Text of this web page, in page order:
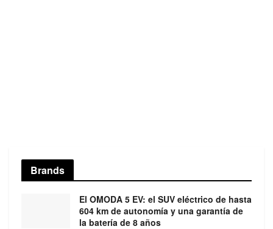
Brands
El OMODA 5 EV: el SUV eléctrico de hasta
604 km de autonomía y una garantía de
la batería de 8 años